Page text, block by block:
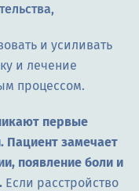
и усиливать
и лечение
процессом.
первые
Пациент замечает
появление боли и
Если расстройство